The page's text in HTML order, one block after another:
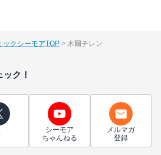
ックシーモアTOP 木爾チレン
ク！
シーモア
ちゃんねる
メルマガ
登録